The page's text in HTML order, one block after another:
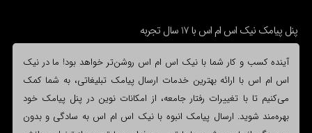
پنل پیامک نیک اس ام اس با 17 سال تجربه
آینده کسب و کار شما با نیک اس ام اس روشن‌تر خواهد بود! ما در نیک
اس ام اس با ارائه بهترین خدمات ارسال پیامک تبلیغاتی، به شما کمک
می‌کنیم تا با تغییرات رفتار جامعه، از امکانات نوین در پنل پیامک خود
بهره‌مند شوید. ارسال پیامک انبوه با نیک اس ام اس به سادگی و بدون